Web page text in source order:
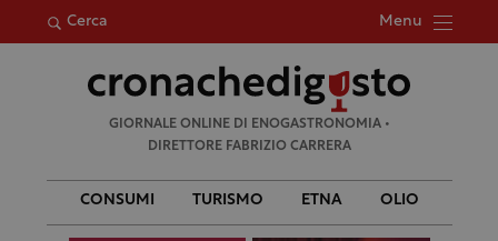
Cerca Menu
per:
GIORNALE ONLINE DI ENOGASTRONOMIA •
DIRETTORE FABRIZIO CARRERA
CONSUMI TURISMO ETNA OLIO